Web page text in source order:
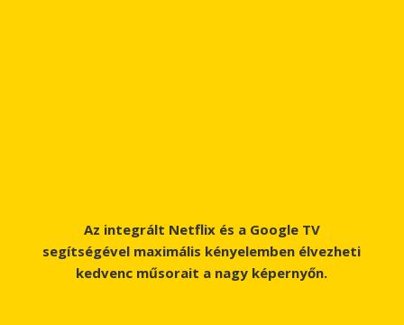
Az integrált Netflix és a Google TV
segítségével maximális kényelemben élvezheti
kedvenc műsorait a nagy képernyőn.